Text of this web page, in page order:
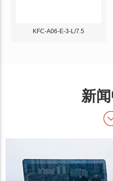
KFC-A06-E-3-L/7.5
新